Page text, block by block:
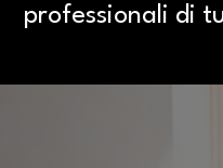
professionali di